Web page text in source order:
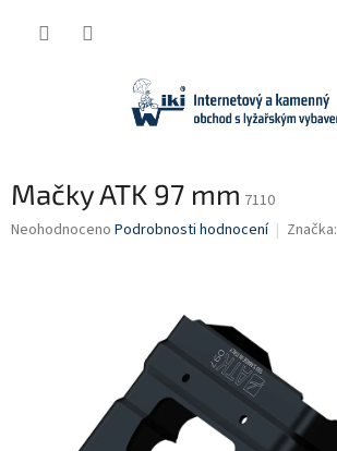
Mačky ATK 97 mm 7110
Průměrné
Neohodnoceno Podrobnosti hodnocení Značka: